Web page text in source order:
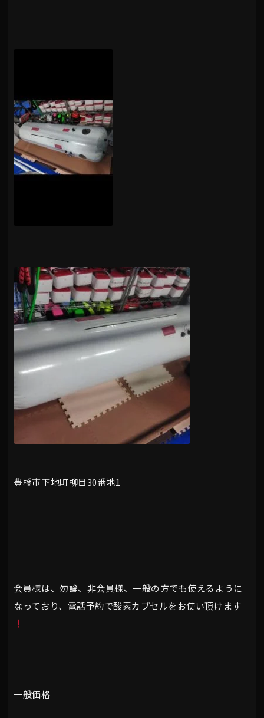
豊橋市下地町柳目30番地1
会員様は、勿論、非会員様、一般の方でも使えるように
なっており、電話予約で酸素カプセルをお使い頂けます
一般価格